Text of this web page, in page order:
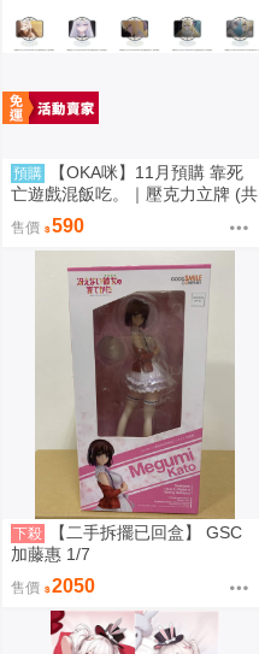
預購
【OKA咪】11月預購 靠死
亡遊戲混飯吃。｜壓克力立牌 (共
5款任選)
售價 590
下殺
【二手拆擺已回盒】 GSC
加藤惠 1/7
售價 2050